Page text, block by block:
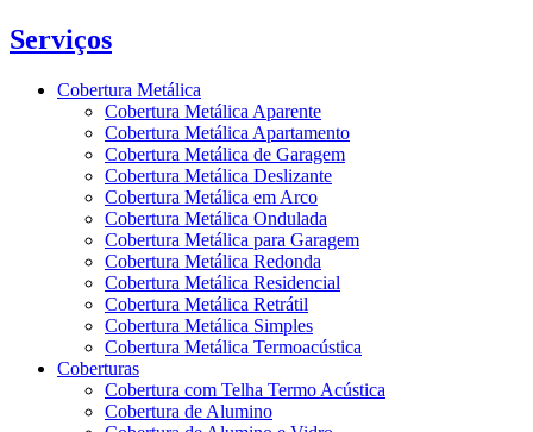
Serviços
Cobertura Metálica
Cobertura Metálica Aparente
Cobertura Metálica Apartamento
Cobertura Metálica de Garagem
Cobertura Metálica Deslizante
Cobertura Metálica em Arco
Cobertura Metálica Ondulada
Cobertura Metálica para Garagem
Cobertura Metálica Redonda
Cobertura Metálica Residencial
Cobertura Metálica Retrátil
Cobertura Metálica Simples
Cobertura Metálica Termoacústica
Coberturas
Cobertura com Telha Termo Acústica
Cobertura de Alumino